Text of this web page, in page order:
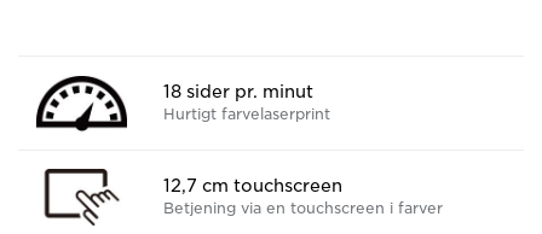
18 sider pr. minut
Hurtigt farvelaserprint
12,7 cm touchscreen
Betjening via en touchscreen i farver